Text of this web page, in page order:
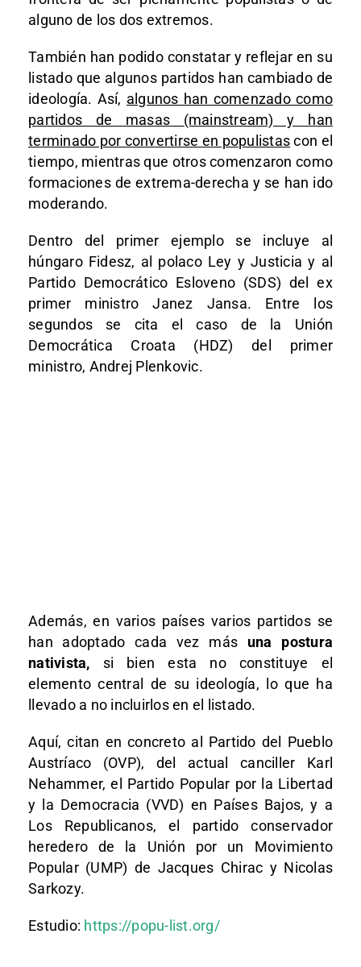
alguno de los dos extremos.
También han podido constatar y reflejar en su
listado que algunos partidos han cambiado de
ideología. Así, algunos han comenzado como
partidos de masas (mainstream) y han
terminado por convertirse en populistascon el
tiempo, mientras que otros comenzaron como
formaciones de extrema-derecha y se han ido
moderando.
Dentro del primer ejemplo se incluye al
húngaro Fidesz, al polaco Ley y Justicia y al
Partido Democrático Esloveno (SDS) del ex
primer ministro Janez Jansa. Entre los
segundos se cita el caso de la Unión
Democrática Croata (HDZ) del primer
ministro, Andrej Plenkovic.
Además, en varios países varios partidos se
han adoptado cada vez más una postura
nativista, si bien esta no constituye el
elemento central de su ideología, lo que ha
llevado a no incluirlos en el listado.
Aquí, citan en concreto al Partido del Pueblo
Austríaco (OVP), del actual canciller Karl
Nehammer, el Partido Popular por la Libertad
y la Democracia (VVD) en Países Bajos, y a
Los Republicanos, el partido conservador
heredero de la Unión por un Movimiento
Popular (UMP) de Jacques Chirac y Nicolas
Sarkozy.
Estudio: https://popu-list.org/